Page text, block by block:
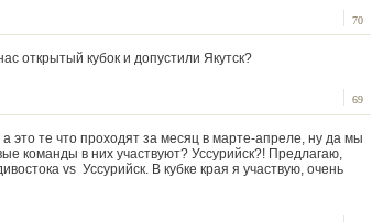
70
открытый кубок и допустили Якутск?
69
это те что проходят за месяц в марте-апреле, ну да мы
команды в них участвуют? Уссурийск?! Предлагаю,
vs Уссурийск. В кубке края я участвую, очень